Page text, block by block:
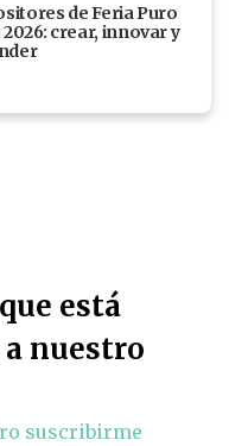
de Feria Puro
crear, innovar y
está
nuestro
suscribirme